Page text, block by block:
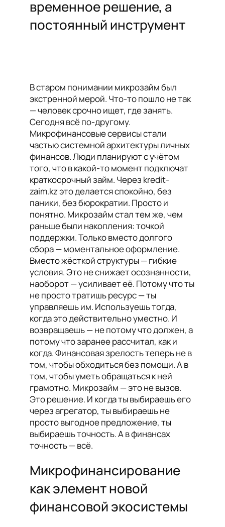
временное решение, а
постоянный инструмент
В старом понимании микрозайм был
экстренной мерой. Что-то пошло не так
— человек срочно ищет, где занять.
Сегодня всё по-другому.
Микрофинансовые сервисы стали
частью системной архитектуры личных
финансов. Люди планируют с учётом
того, что в какой-то момент подключат
краткосрочный займ. Через kredit-
zaim.kz это делается спокойно, без
паники, без бюрократии. Просто и
понятно. Микрозайм стал тем же, чем
раньше были накопления: точкой
поддержки. Только вместо долгого
сбора — моментальное оформление.
Вместо жёсткой структуры — гибкие
условия. Это не снижает осознанности,
наоборот — усиливает её. Потому что ты
не просто тратишь ресурс — ты
управляешь им. Используешь тогда,
когда это действительно уместно. И
возвращаешь — не потому что должен, а
потому что заранее рассчитал, как и
когда. Финансовая зрелость теперь не в
том, чтобы обходиться без помощи. А в
том, чтобы уметь обращаться к ней
грамотно. Микрозайм — это не вызов.
Это решение. И когда ты выбираешь его
через агрегатор, ты выбираешь не
просто выгодное предложение, ты
выбираешь точность. А в финансах
точность — всё.
Микрофинансирование
как элемент новой
финансовой экосистемы